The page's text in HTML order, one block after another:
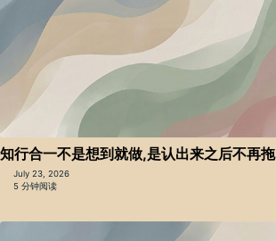
知行合一不是想到就做,是认出来之后不再拖
July 23, 2026
5 分钟阅读